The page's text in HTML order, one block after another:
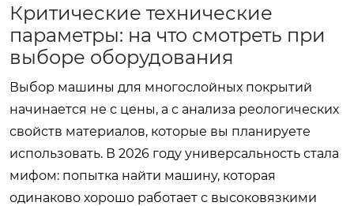
Критические технические
параметры: на что смотреть при
выборе оборудования
Выбор машины для многослойных покрытий
начинается не с цены, а с анализа реологических
свойств материалов, которые вы планируете
использовать. В 2026 году универсальность стала
мифом: попытка найти машину, которая
одинаково хорошо работает с высоковязкими